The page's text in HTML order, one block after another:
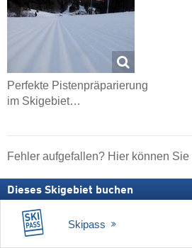
Perfekte Pistenpräparierung
im Skigebiet…
Fehler aufgefallen? Hier können Sie
Dieses Skigebiet buchen
Skipass